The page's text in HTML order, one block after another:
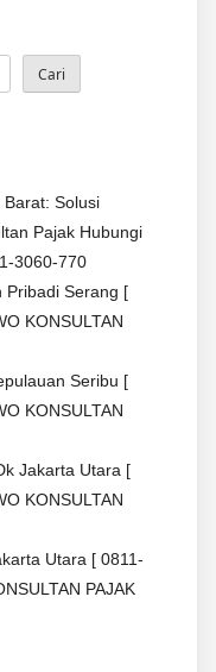
Cari
Solusi
Pajak Hubungi
3060-770
Pribadi Serang [
KONSULTAN
Seribu [
KONSULTAN
Jakarta Utara [
KONSULTAN
Utara [ 0811-
PAJAK